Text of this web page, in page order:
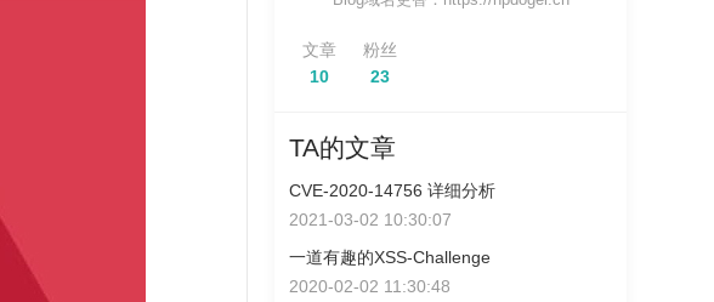
文章
10
粉丝
23
TA的文章
CVE-2020-14756 详细分析
2021-03-02 10:30:07
一道有趣的XSS-Challenge
2020-02-02 11:30:48